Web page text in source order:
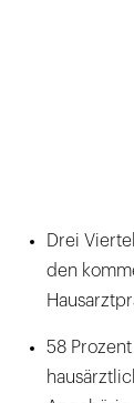
Drei
den
58